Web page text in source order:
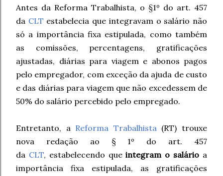
Antes da Reforma Trabalhista, o §1º do art. 457
da CLT estabelecia que integravam o salário não
só a importância fixa estipulada, como também
as comissões, percentagens, gratificações
ajustadas, diárias para viagem e abonos pagos
pelo empregador, com exceção da ajuda de custo
e das diárias para viagem que não excedessem de
50% do salário percebido pelo empregado.
Entretanto, a Reforma Trabalhista(RT) trouxe
nova redação ao § 1º do art. 457
da CLT, estabelecendo queintegram o salário a
importância fixa estipulada, as gratificações